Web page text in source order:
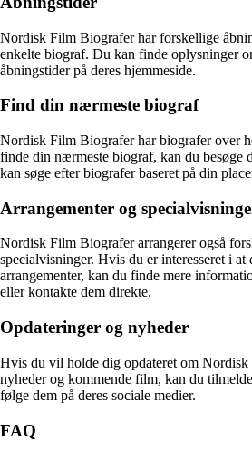
Nordisk Film Biografer har forskellige
enkelte biograf. Du kan finde oplysninger
åbningstider på deres hjemmeside.
Find din nærmeste biograf
Nordisk Film Biografer har biografer over
finde din nærmeste biograf, kan du besøge
kan søge efter biografer baseret på din
Arrangementer og
Nordisk Film Biografer arrangerer også
specialvisninger. Hvis du er interesseret i at
arrangementer, kan du finde mere
eller kontakte dem direkte.
Opdateringer og nyheder
Hvis du vil holde dig opdateret om Nordisk
nyheder og kommende film, kan du
følge dem på deres sociale medier.
FAQ